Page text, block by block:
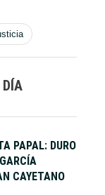
PAPAL: DURO
CAYETANO